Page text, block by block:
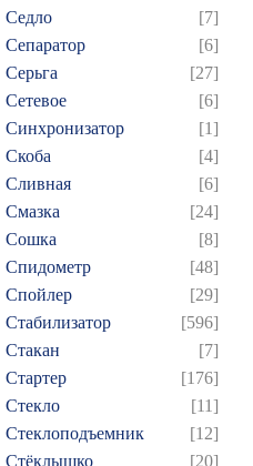
Седло
[7]
Сепаратор
[6]
Серьга
[27]
Сетевое
[6]
Синхронизатор
[1]
Скоба
[4]
Сливная
[6]
Смазка
[24]
Сошка
[8]
Спидометр
[48]
Спойлер
[29]
Стабилизатор
[596]
Стакан
[7]
Стартер
[176]
Стекло
[11]
Стеклоподъемник
[12]
Стёклышко
[20]